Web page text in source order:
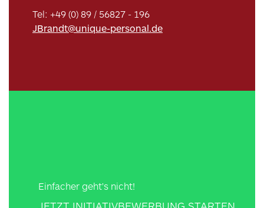
Tel: +49 (0) 89 / 56827 - 196
JBrandt@unique-personal.de
Einfacher geht's nicht!